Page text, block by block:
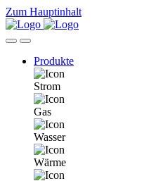
Zum Hauptinhalt
Produkte
Strom
Gas
Wasser
Wärme